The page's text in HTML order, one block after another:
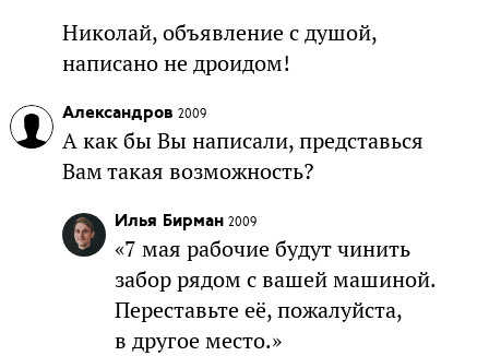
Николай, объявление с душой,
написано не дроидом!
Александров 2009
А как бы Вы написали, представься
Вам такая возможность?
Илья Бирман 2009
«7 мая рабочие будут чинить
забор рядом с вашей машиной.
Переставьте её, пожалуйста,
в другое место.»